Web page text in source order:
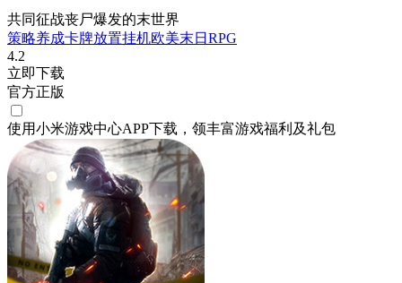
共同征战丧尸爆发的末世界
策略养成卡牌放置挂机欧美末日 RPG
4.2
立即下载
官方正版
使用小米游戏中心APP下载 ，领丰富游戏福利 及礼包